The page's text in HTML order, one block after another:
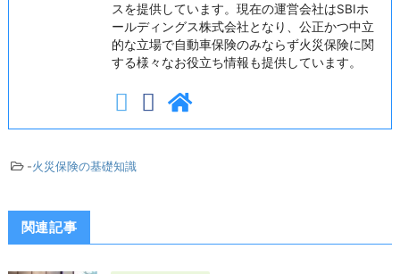
スを提供しています。現在の運営会社はSBIホ
ールディングス株式会社となり、公正かつ中立
的な立場で自動車保険のみならず火災保険に関
する様々なお役立ち情報も提供しています。
-火災保険の基礎知識
関連記事